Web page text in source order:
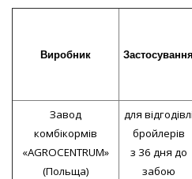
Виробник Застосування
Завод
комбікормів
«AGROCENTRUM»
(Польща)
для відгодівлі
бройлерів
з 36 дня до
забою